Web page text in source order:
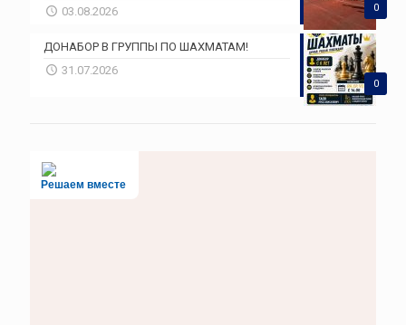
0
03.08.2026
0
ДОНАБОР В ГРУППЫ ПО ШАХМАТАМ!
31.07.2026
Решаем вместе